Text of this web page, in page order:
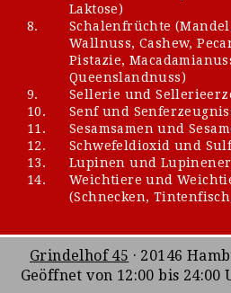
Laktose)
8.
Schalenfrüchte
Wallnuss, Cashew,
Pistazie,
Queenslandnuss)
9.
Sellerie und
10.
Senf und
11.
Sesamsamen und
12.
Schwefeldioxid und
13.
Lupinen und
14.
Weichtiere und
(Schnecken,
Grindelhof 45 · 20146
Geöffnet von 12:00 bis 24:00